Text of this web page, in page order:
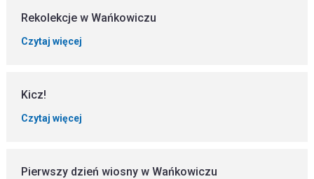
Rekolekcje w Wańkowiczu
Czytaj więcej
Kicz!
Czytaj więcej
Pierwszy dzień wiosny w Wańkowiczu